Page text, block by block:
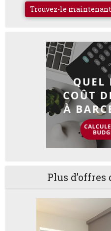
Trouvez-le maintenant
Plus